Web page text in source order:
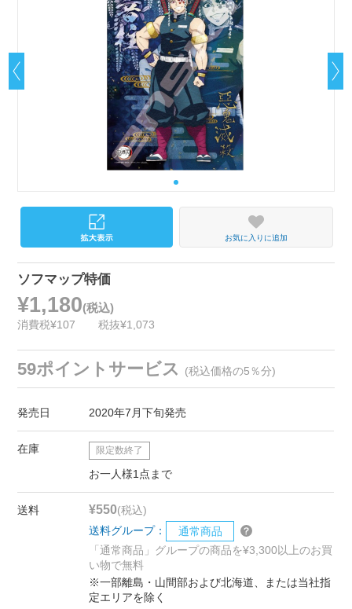
お気に入りに追加
ソフマップ特価
¥1,180(税込)
消費税¥107 税抜¥1,073
59ポイントサービス (税込価格の5％分)
発売日 2020年7月下旬発売
在庫 限定数終了
お一人様1点まで
送料 ¥550(税込)
送料グループ：
通常商品
「通常商品」グループの商品を¥3,300以上のお買
い物で無料
※一部離島・山間部および北海道、または当社指
定エリアを除く